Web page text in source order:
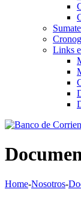
Links
Home-Nosotros-